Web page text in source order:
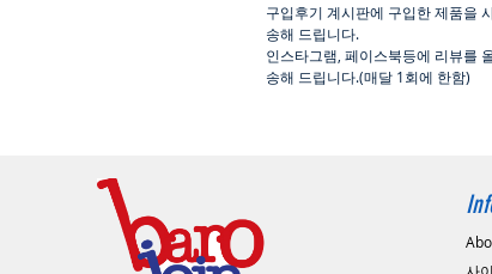
구입후기 계시판에 구입한 제품을
송해 드립니다.
인스타그램 페이스북등에 리뷰를
송해 드립니다.(매달 1회에 한함)